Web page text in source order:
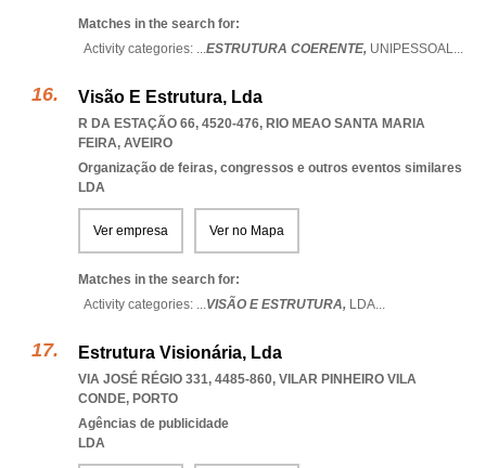
Matches in the search for:
Activity categories: ...ESTRUTURA COERENTE, UNIPESSOAL...
Visão E Estrutura, Lda
R DA ESTAÇÃO 66, 4520-476, RIO MEAO SANTA MARIA
FEIRA, AVEIRO
Organização de feiras, congressos e outros eventos similares
LDA
Ver empresa Ver no Mapa
Matches in the search for:
Activity categories: ...VISÃO E ESTRUTURA, LDA...
Estrutura Visionária, Lda
VIA JOSÉ RÉGIO 331, 4485-860, VILAR PINHEIRO VILA
CONDE, PORTO
Agências de publicidade
LDA